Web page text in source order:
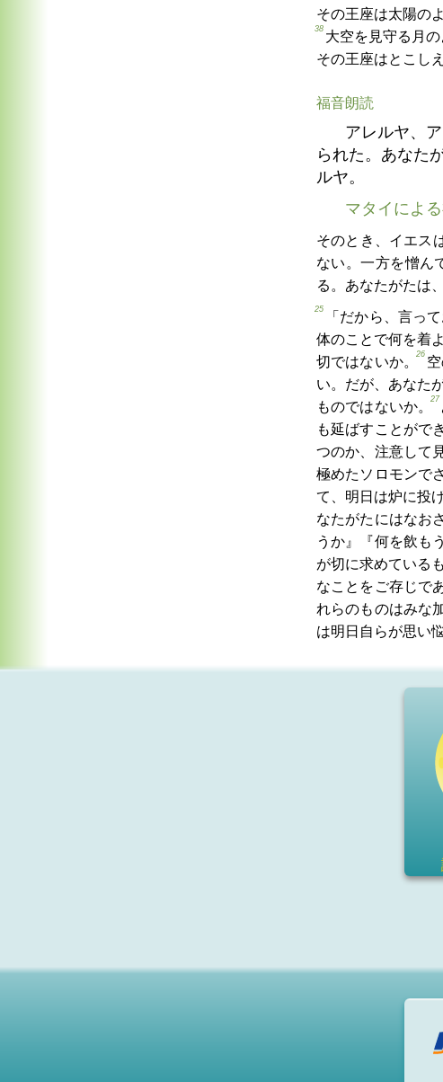
その王座は太陽の
38
大空を見守る月の
その王座はとこし
福音朗読
アレルヤ、
られた。あなた
ルヤ。
マタイによ
そのとき、イエス
ない。一方を憎ん
る。あなたがたは
25
「だから、言っ
体のことで何を着
切ではないか。
26
い。だが、あなた
ものではないか。
27
も延ばすことがで
つのか、注意して
極めたソロモンで
て、明日は炉に投
なたがたにはなお
うか』『何を飲も
が切に求めている
なことをご存じで
れらのものはみな
は明日自らが思い